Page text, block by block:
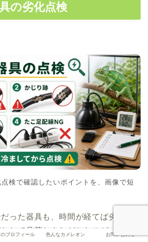
の劣化点検
検で確認したいポイントを、画像で短
った器具も、時間が経てば劣化し
して見落とされがちなのが、この
プロフィール 色んなカメレオン お問い合わせ